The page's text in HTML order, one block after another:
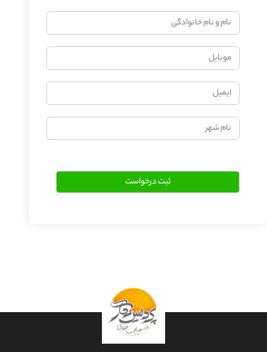
نام
و
خانوادگی
موبایل
ایمیل
نام
شهر